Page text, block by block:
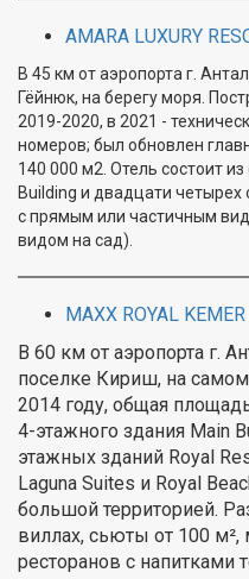
AMARA LUXURY
В 45 км от аэропорта г.
Гёйнюк, на берегу моря.
2019-2020, в 2021 -
номеров; был обновлен
140 000 м2. Отель состоит
Building и двадцати
с прямым или частичным
видом на сад).
MAXX ROYAL
В 60 км от аэропорта г.
поселке Кириш, на
2014 году, общая
4-этажного здания Main
этажных зданий Royal
Laguna Suites и Royal
большой территорией.
виллах, сьюты от 100
ресторанов с напитками